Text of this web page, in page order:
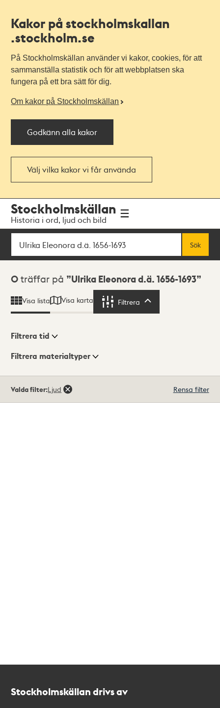
Kakor på stockholmskallan
.stockholm.se
På Stockholmskällan använder vi kakor, cookies, för att
sammanställa statistik och för att webbplatsen ska
fungera på ett bra sätt för dig.
Om kakor på Stockholmskällan
Godkänn alla kakor
Välj vilka kakor vi får använda
navigationen
huvudinnehållet
Stockholmskällan
Historia i ord, ljud och bild
Sök
Sök
Sökresultat
0 träffar på Ulrika Eleonora d.ä. 1656-1693
Visa lista Visa karta Filtrera
Visningsläge
Filtrera tid
Filtrera materialtyper
träffar
Valda filter:Ljud Rensa filter
Stockholmskällan drivs av